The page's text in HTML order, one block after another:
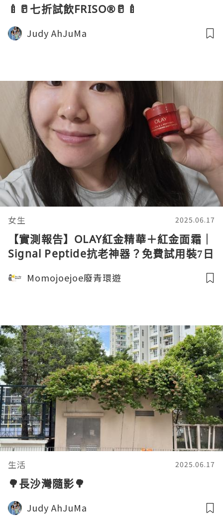
🍼🥛七折試飲FRISO®🥛🍼
Judy AhJuMa
女生 2025.06.17
【實測報告】OLAY紅金精華＋紅金面霜｜
Signal Peptide抗老神器？免費試用裝7日
Momojoejoe廢青環遊
生活 2025.06.17
🌳長沙灣隨影🌳
Judy AhJuMa